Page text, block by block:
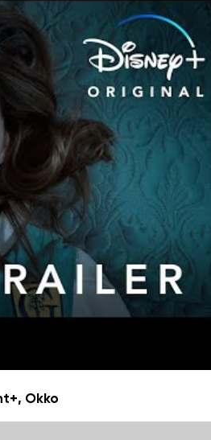
по мотивам комиксов Р. Л.
Всего зрителям будут
Okko